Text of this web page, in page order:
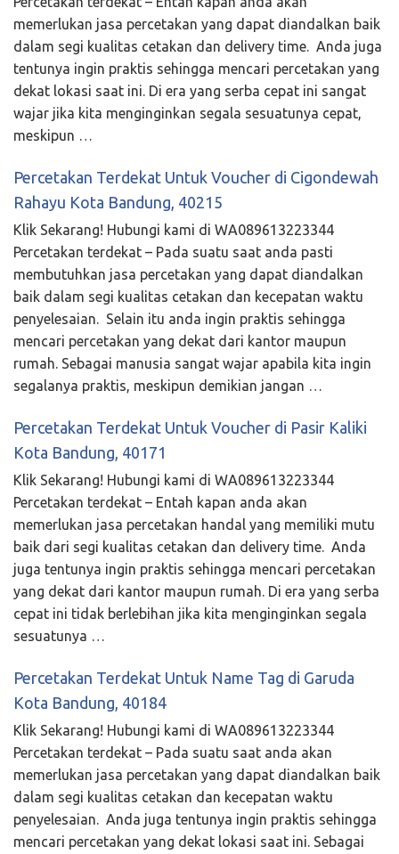
memerlukan jasa percetakan yang dapat diandalkan baik
dalam segi kualitas cetakan dan delivery time. Anda juga
tentunya ingin praktis sehingga mencari percetakan yang
dekat lokasi saat ini. Di era yang serba cepat ini sangat
wajar jika kita menginginkan segala sesuatunya cepat,
meskipun …
Percetakan Terdekat Untuk Voucher di Cigondewah
Rahayu Kota Bandung, 40215
Klik Sekarang! Hubungi kami di WA089613223344
Percetakan terdekat – Pada suatu saat anda pasti
membutuhkan jasa percetakan yang dapat diandalkan
baik dalam segi kualitas cetakan dan kecepatan waktu
penyelesaian. Selain itu anda ingin praktis sehingga
mencari percetakan yang dekat dari kantor maupun
rumah. Sebagai manusia sangat wajar apabila kita ingin
segalanya praktis, meskipun demikian jangan …
Percetakan Terdekat Untuk Voucher di Pasir Kaliki
Kota Bandung, 40171
Klik Sekarang! Hubungi kami di WA089613223344
Percetakan terdekat – Entah kapan anda akan
memerlukan jasa percetakan handal yang memiliki mutu
baik dari segi kualitas cetakan dan delivery time. Anda
juga tentunya ingin praktis sehingga mencari percetakan
yang dekat dari kantor maupun rumah. Di era yang serba
cepat ini tidak berlebihan jika kita menginginkan segala
sesuatunya …
Percetakan Terdekat Untuk Name Tag di Garuda
Kota Bandung, 40184
Klik Sekarang! Hubungi kami di WA089613223344
Percetakan terdekat – Pada suatu saat anda akan
memerlukan jasa percetakan yang dapat diandalkan baik
dalam segi kualitas cetakan dan kecepatan waktu
penyelesaian. Anda juga tentunya ingin praktis sehingga
mencari percetakan yang dekat lokasi saat ini. Sebagai